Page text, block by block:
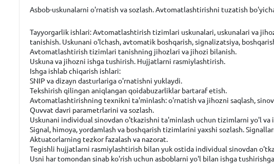
Asbob-uskunalarni o'rnatish va sozlash. Avtomatlashtirishni tuzatish
Tayyorgarlik ishlari:Avtomatlashtirish tizimlari uskunalari, uskunalari va
tanishish. Uskunani o'lchash, avtomatik boshqarish, signalizatsiya,
Avtomatlashtirish tizimlari tanishning jihozlari va jihozi bilanish.
Uskuna va jihozni ishga tushirish. Hujjatlarni rasmiylashtirish.
Ishga ishlab chiqarish ishlari:
SNIP va dizayn dasturlariga o'rnatishni yuklaydi.
Tekshirish qilingan aniqlangan qoidabuzarliklar bartaraf etish.
Avtomatlashtirishning texnikni ta'minlash: o'rnatish va jihozni saqlash,
Quvvat davri parametrlarini va sozlash.
Uskunani individual sinovdan o'tkazishni ta'minlash uchun tizimlarni yo'l va
Signal, himoya, yordamlash va boshqarish tizimlarini yaxshi sozlash.
Aktuatorlarning tezkor fazalash va nazorat.
Tegishli hujjatlarni rasmiylashtirish bilan yuk ostida individual sinovdan
Usni har tomondan sinab ko'rish uchun asboblarni yo'l bilan ishga